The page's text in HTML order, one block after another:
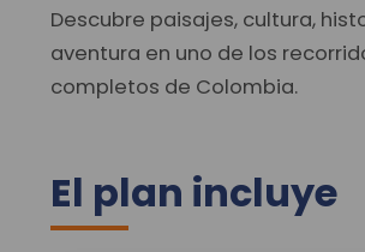
Descubre paisajes, cultura,
aventura en uno de los
completos de Colombia.
El plan incluye